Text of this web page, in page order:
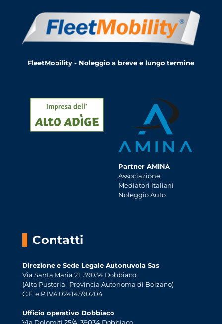
FleetMobility - Noleggio a breve e lungo termine
Partner AMINA
Associazione
Mediatori Italiani
Noleggio Auto
Contatti
Direzione e Sede Legale Autonuvola Sas
Via Santa Maria 21, 39034 Dobbiaco
(Alta Pusteria- Provincia Autonoma di Bolzano)
C.F. e P.IVA 02414590204
Ufficio operativo Dobbiaco
Via Dolomiti 25/A, 39034 Dobbiaco